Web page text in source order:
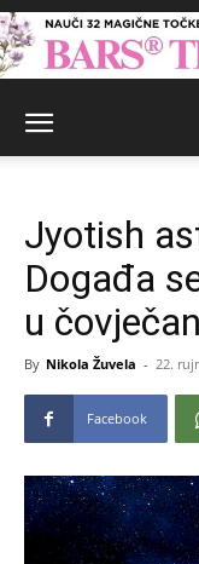
Jyotish
Događa
u
By Nikola Žuvela - 22.
Facebook